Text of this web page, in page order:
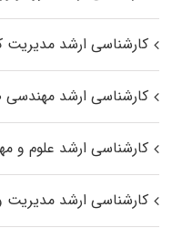
کارشناسی ارشد مدیریت
کارشناسی ارشد
کارشناسی ارشد علوم و
کارشناسی ارشد مدیریت